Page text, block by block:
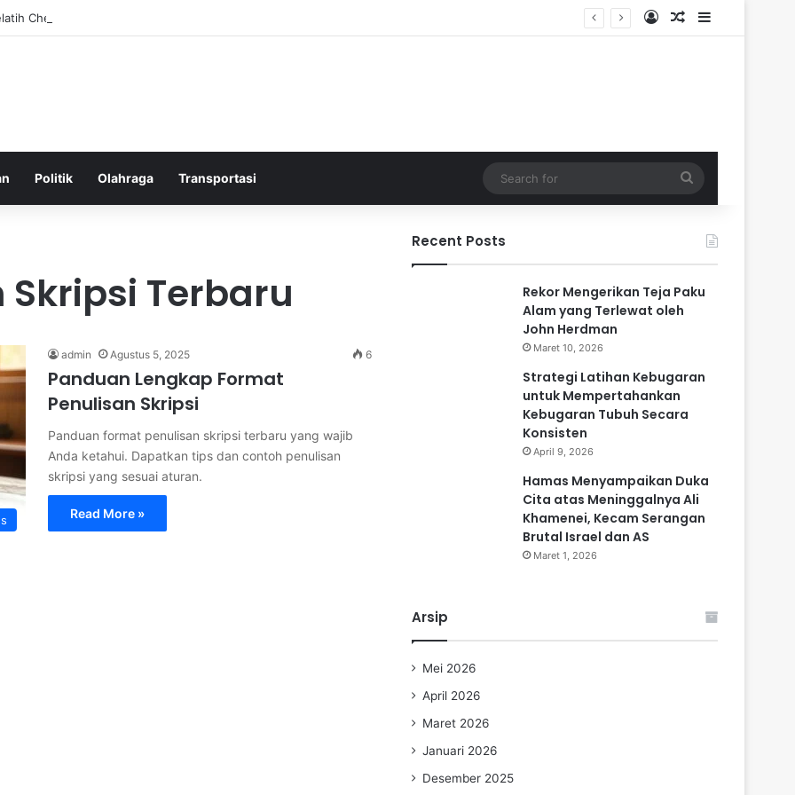
Chelsea yang Berpotensi Memimpin Tim di Musim Depan Log InRandom Article
Sidebar
Politik Olahraga Transportasi
for
Terbaru
admin Agustus 5, 2025 6
Panduan Lengkap Format
Penulisan Skripsi
Panduan format penulisan skripsi terbaru yang wajib
Anda ketahui. Dapatkan tips dan contoh penulisan
skripsi yang sesuai aturan.
Read More »
Recent Posts
Rekor Mengerikan Teja Paku
Alam yang Terlewat oleh
John Herdman
Maret 10, 2026
Strategi Latihan Kebugaran
untuk Mempertahankan
Kebugaran Tubuh Secara
Konsisten
April 9, 2026
Hamas Menyampaikan Duka
Cita atas Meninggalnya Ali
Khamenei, Kecam Serangan
Brutal Israel dan AS
Maret 1, 2026
Arsip
Mei 2026
April 2026
Maret 2026
Januari 2026
Desember 2025